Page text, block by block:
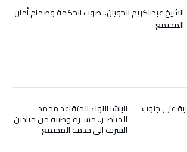
الشيخ عبدالكريم الحويان.. صوت الحكمة وصمام أمان
المجتمع
الباشا اللواء المتقاعد محمد
المناصير.. مسيرة وطنية من ميادين
الشرف إلى خدمة المجتمع
على جنوب